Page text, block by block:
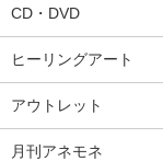
CD・DVD
ヒーリングアート
アウトレット
月刊アネモネ